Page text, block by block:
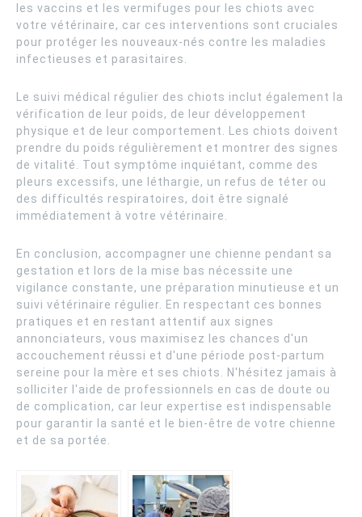
les vaccins et les vermifuges pour les chiots avec
votre vétérinaire, car ces interventions sont cruciales
pour protéger les nouveaux-nés contre les maladies
infectieuses et parasitaires.
Le suivi médical régulier des chiots inclut également la
vérification de leur poids, de leur développement
physique et de leur comportement. Les chiots doivent
prendre du poids régulièrement et montrer des signes
de vitalité. Tout symptôme inquiétant, comme des
pleurs excessifs, une léthargie, un refus de téter ou
des difficultés respiratoires, doit être signalé
immédiatement à votre vétérinaire.
En conclusion, accompagner une chienne pendant sa
gestation et lors de la mise bas nécessite une
vigilance constante, une préparation minutieuse et un
suivi vétérinaire régulier. En respectant ces bonnes
pratiques et en restant attentif aux signes
annonciateurs, vous maximisez les chances d'un
accouchement réussi et d'une période post-partum
sereine pour la mère et ses chiots. N'hésitez jamais à
solliciter l'aide de professionnels en cas de doute ou
de complication, car leur expertise est indispensable
pour garantir la santé et le bien-être de votre chienne
et de sa portée.